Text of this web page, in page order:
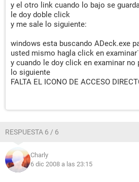
y el otro link cuando lo bajo se
le doy doble click
y me sale lo siguiente:
windows esta buscando ADeck.exe
usted mismo hagla click en
y cuando le doy click en examinar no
lo siguiente
FALTA EL ICONO DE ACCESO
RESPUESTA 6 / 6
Charly
6 dic 2008 a las 23:15